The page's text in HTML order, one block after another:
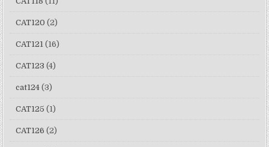
CAT120 (2)
CAT121 (16)
CAT123 (4)
cat124 (3)
CAT125 (1)
CAT126 (2)